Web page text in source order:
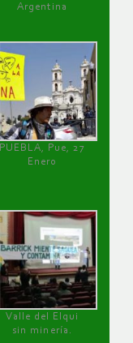
Argentina
PUEBLA, Pue, 27
Enero
Valle del Elqui
sin minería.